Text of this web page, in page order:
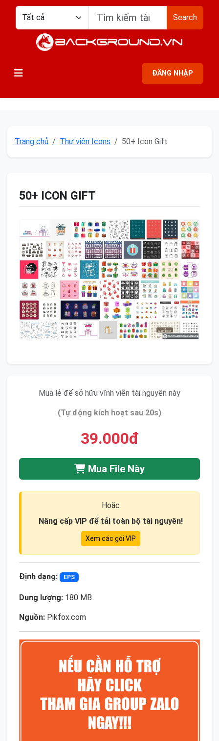
Search
ĐĂNG NHẬP
Trang chủ Thư viện Icons 50+ Icon Gift
50+ ICON GIFT
Mua lẻ để sở hữu vĩnh viễn tài nguyên này
(Tự động kích hoạt sau 20s)
39.000đ
Mua File Này
Hoặc
Nâng cấp VIP để tải toàn bộ tài nguyên!
Xem các gói VIP
Định dạng: EPS
Dung lượng: 180 MB
Nguồn: Pikfox.com